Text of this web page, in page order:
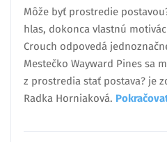
Môže byť prostredie
hlas, dokonca vlastnú
Crouch odpovedá
Mestečko Wayward Pines sa
z prostredia stať postava? je
Radka Horniaková.